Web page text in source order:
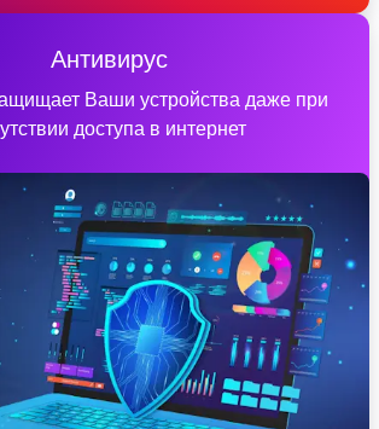
Антивирус
Ваши устройства даже при
доступа в интернет